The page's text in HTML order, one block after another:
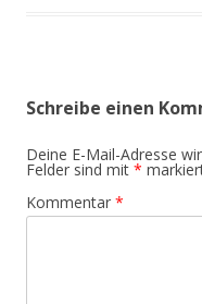
Schreibe einen
Deine E-Mail-Adresse
Felder sind mit *
Kommentar *